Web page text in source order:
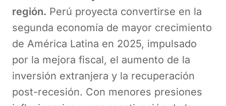
región. Perú proyecta convertirse en la
segunda economía de mayor crecimiento
de América Latina en 2025, impulsado
por la mejora fiscal, el aumento de la
inversión extranjera y la recuperación
post-recesión. Con menores presiones